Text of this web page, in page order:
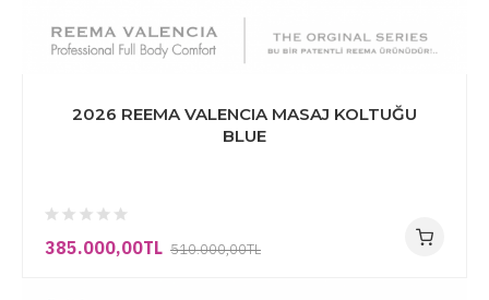
2026 REEMA VALENCIA MASAJ KOLTUĞU
BLUE
385.000,00TL 510.000,00TL